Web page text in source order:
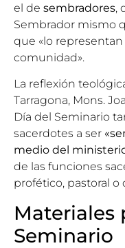
el de sembradores,
Sembrador mismo
que «lo
comunidad».
La reflexión
Tarragona, Mons.
Día del Seminario
sacerdotes a ser
medio del
de las funciones
profético, pastoral o
Materiales
Seminario